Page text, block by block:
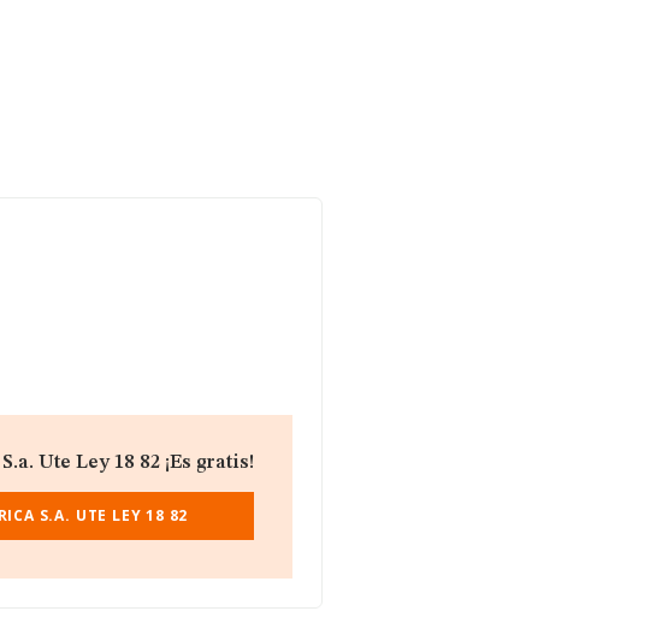
Ute Ley 18 82 ¡Es gratis!
S.A. UTE LEY 18 82